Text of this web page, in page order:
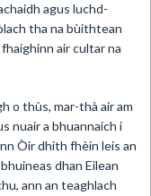
agus luchd-
tha na bùithtean
air cultar na
o thùs, mar-thà air am
nuair a bhuannaich i
Òir dhith fhèin leis an
dhan Eilean
ann an teaghlach